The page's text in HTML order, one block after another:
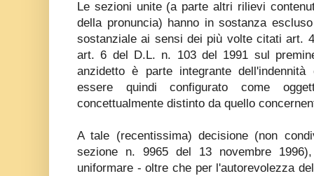
Le sezioni unite (a parte altri rilievi
della pronuncia) hanno in sostanza
sostanziale ai sensi dei più volte citati art.
art. 6 del D.L. n. 103 del 1991 sul
anzidetto è parte integrante
essere quindi configurato come
concettualmente distinto da quello
A tale (recentissima) decisione (non
sezione n. 9965 del 13 novembre
uniformare - oltre che per l'autorevolezza